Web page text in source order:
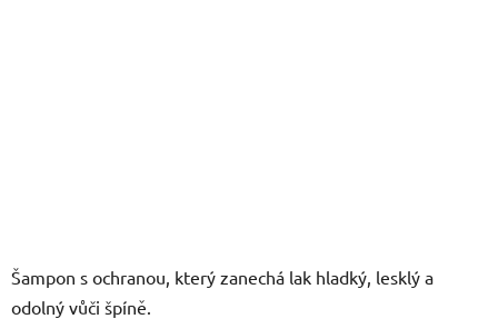
Šampon s ochranou, který zanechá lak hladký, lesklý a
odolný vůči špíně.